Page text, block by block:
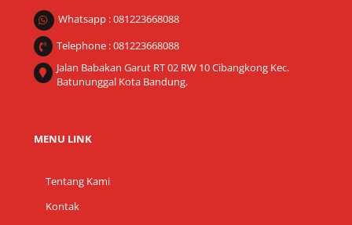
Whatsapp : 081223668088
Telephone : 081223668088
Jalan Babakan Garut RT 02 RW 10 Cibangkong Kec.
Batununggal Kota Bandung.
MENU LINK
Tentang Kami
Kontak